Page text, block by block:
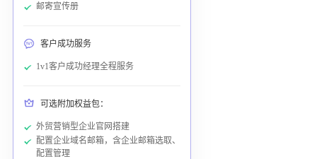
邮寄宣传册
客户成功服务
1v1客户成功经理全程服务
可选附加权益包：
外贸营销型企业官网搭建
配置企业域名邮箱，含企业邮箱选取、
配置管理